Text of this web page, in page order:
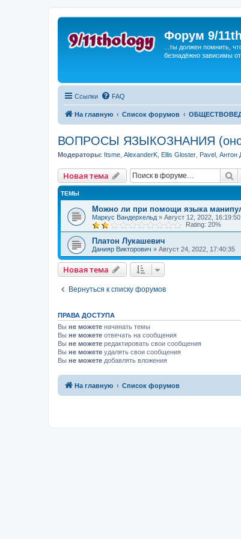
Форум 9/
...ты должен помнить,
безнадёжно зависимы
Ссылки FAQ
На главную Список форумов
ВОПРОСЫ ЯЗЫКОЗНАНИЯ
Модераторы: Itsme AlexanderK Ellis Gloster Pavel Антон
Новая тема
ТЕМЫ
Можно ли при помощи языка
Маркус Вандерхельд » Август 12, 2022, 16:19:50
Rating: 20%
Платон Лукашевич
Данияр Викторович » Август 24, 2022, 17:40:35
Новая тема
Вернуться к списку форумов
ПРАВА ДОСТУПА
Вы не можете начинать темы
Вы не можете отвечать на сообщения
Вы не можете редактировать свои сообщения
Вы не можете удалять свои сообщения
Вы не можете добавлять вложения
На главную Список форумов